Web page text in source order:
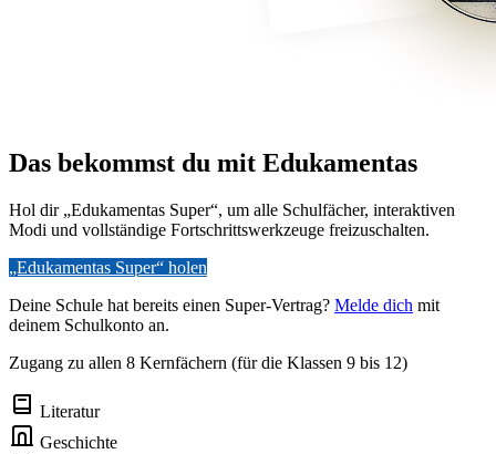
Das bekommst du mit Edukamentas
Hol dir „Edukamentas Super“, um alle Schulfächer, interaktiven
Modi und vollständige Fortschrittswerkzeuge freizuschalten.
„Edukamentas Super“ holen
Deine Schule hat bereits einen Super-Vertrag? Melde dich mit
deinem Schulkonto an.
Zugang zu allen 8 Kernfächern (für die Klassen 9 bis 12)
Literatur
Geschichte